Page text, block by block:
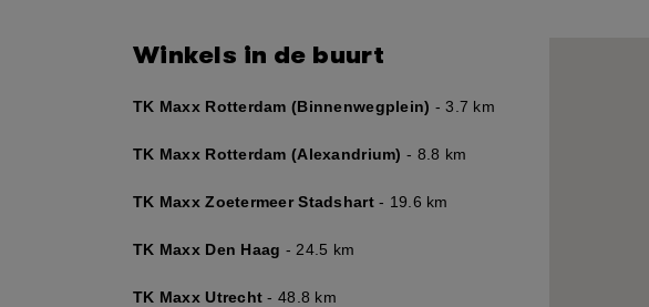
Winkels in de buurt
TK Maxx Rotterdam (Binnenwegplein) - 3.7 km
TK Maxx Rotterdam (Alexandrium) - 8.8 km
TK Maxx Zoetermeer Stadshart- 19.6 km
TK Maxx Den Haag - 24.5 km
TK Maxx Utrecht - 48.8 km